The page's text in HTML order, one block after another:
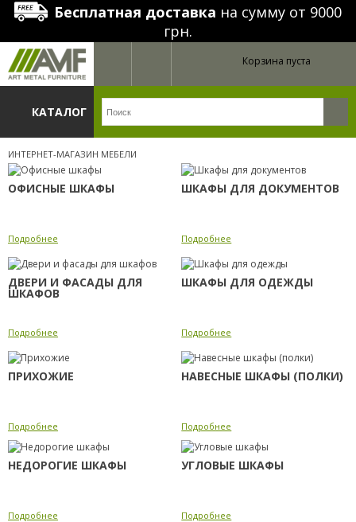
Бесплатная доставка на сумму от 9000
грн.
Корзина пуста
КАТАЛОГ
ИНТЕРНЕТ-МАГАЗИН МЕБЕЛИ
ОФИСНЫЕ ШКАФЫ
Подробнее
ШКАФЫ ДЛЯ ДОКУМЕНТОВ
Подробнее
ДВЕРИ И ФАСАДЫ ДЛЯ
ШКАФОВ
Подробнее
ШКАФЫ ДЛЯ ОДЕЖДЫ
Подробнее
ПРИХОЖИЕ
Подробнее
НАВЕСНЫЕ ШКАФЫ (ПОЛКИ)
Подробнее
НЕДОРОГИЕ ШКАФЫ
Подробнее
УГЛОВЫЕ ШКАФЫ
Подробнее